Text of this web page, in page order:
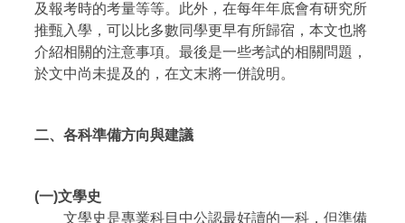
及報考時的考量等等。此外，在每年年底會有研究所
推甄入學，可以比多數同學更早有所歸宿，本文也將
介紹相關的注意事項。最後是一些考試的相關問題，
於文中尚未提及的，在文末將一併說明。
二、各科準備方向與建議
(一)文學史
文學史是專業科目中公認最好讀的一科，但準備